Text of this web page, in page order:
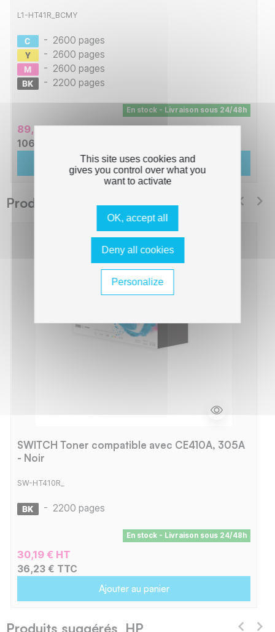
L1-HT41R_BCMY
- 2600 pages
- 2600 pages
- 2600 pages
- 2200 pages
En stock - Livraison sous 24/48h
89,02 € HT
106,82 € TTC
Ajouter au panier
Produits suggérés Switch
SWITCH Toner compatible avec CE410A, 305A
- Noir
SW-HT410R_
- 2200 pages
En stock - Livraison sous 24/48h
30,19 € HT
36,23 € TTC
Ajouter au panier
Produits suggérés HP
This site uses cookies and
gives you control over what you
want to activate
OK, accept all
Deny all cookies
Personalize